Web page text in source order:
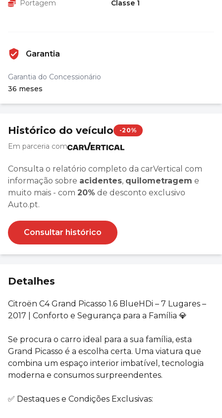
Portagem Classe 1
Garantia
Garantia do Concessionário
36 meses
Histórico do veículo -20%
Em parceria com
Consulta o relatório completo da carVertical com
informação sobre acidentes, quilometragem e
muito mais - com 20% de desconto exclusivo
Auto.pt.
Consultar histórico
Detalhes
Citroën C4 Grand Picasso 1.6 BlueHDi – 7 Lugares –
2017 | Conforto e Segurança para a Família 💎
Se procura o carro ideal para a sua família, esta
Grand Picasso é a escolha certa. Uma viatura que
combina um espaço interior imbatível, tecnologia
moderna e consumos surpreendentes.
✅ Destaques e Condições Exclusivas: